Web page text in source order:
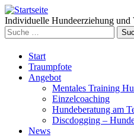
Individuelle Hundeerziehung und
Suche
nach:
Weiter
zum
Inhalt
Start
Traumpfote
Angebot
Mentales Training
Einzelcoaching
Hundeberatung am
Discdogging –
News